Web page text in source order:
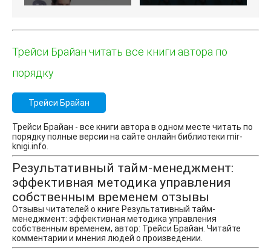
Трейси Брайан читать все книги автора по
порядку
Трейси Брайан
Трейси Брайан - все книги автора в одном месте читать по
порядку полные версии на сайте онлайн библиотеки mir-
knigi.info.
Результативный тайм-менеджмент:
эффективная методика управления
собственным временем отзывы
Отзывы читателей о книге Результативный тайм-
менеджмент: эффективная методика управления
собственным временем, автор: Трейси Брайан. Читайте
комментарии и мнения людей о произведении.